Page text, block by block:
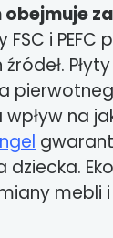
i PEFC
Płyty
wpływ na
mebli